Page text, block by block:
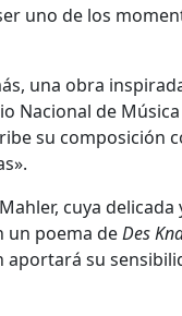
uno de los
una obra
Nacional de
su composición
cuya delicada
un poema deDes
aportará su